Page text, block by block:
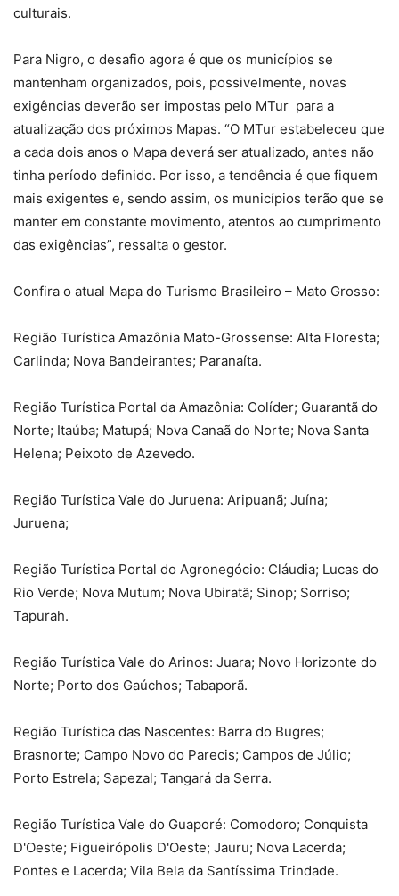
culturais.
Para Nigro, o desafio agora é que os municípios se
mantenham organizados, pois, possivelmente, novas
exigências deverão ser impostas pelo MTur para a
atualização dos próximos Mapas. “O MTur estabeleceu que
a cada dois anos o Mapa deverá ser atualizado, antes não
tinha período definido. Por isso, a tendência é que fiquem
mais exigentes e, sendo assim, os municípios terão que se
manter em constante movimento, atentos ao cumprimento
das exigências”, ressalta o gestor.
Confira o atual Mapa do Turismo Brasileiro – Mato Grosso:
Região Turística Amazônia Mato-Grossense: Alta Floresta;
Carlinda; Nova Bandeirantes; Paranaíta.
Região Turística Portal da Amazônia: Colíder; Guarantã do
Norte; Itaúba; Matupá; Nova Canaã do Norte; Nova Santa
Helena; Peixoto de Azevedo.
Região Turística Vale do Juruena: Aripuanã; Juína;
Juruena;
Região Turística Portal do Agronegócio: Cláudia; Lucas do
Rio Verde; Nova Mutum; Nova Ubiratã; Sinop; Sorriso;
Tapurah.
Região Turística Vale do Arinos: Juara; Novo Horizonte do
Norte; Porto dos Gaúchos; Tabaporã.
Região Turística das Nascentes: Barra do Bugres;
Brasnorte; Campo Novo do Parecis; Campos de Júlio;
Porto Estrela; Sapezal; Tangará da Serra.
Região Turística Vale do Guaporé: Comodoro; Conquista
D'Oeste; Figueirópolis D'Oeste; Jauru; Nova Lacerda;
Pontes e Lacerda; Vila Bela da Santíssima Trindade.